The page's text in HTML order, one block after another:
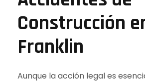
Construcción
Franklin
Aunque la acción legal es